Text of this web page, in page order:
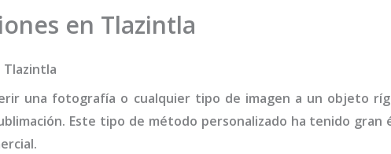
en Tlazintla
Tlazintla
una fotografía o cualquier tipo de imagen a un objeto
Este tipo de método personalizado ha tenido